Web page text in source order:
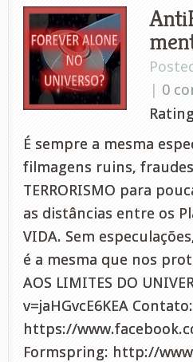
| 0
É sempre a mesma
filmagens ruins,
TERRORISMO para
as distâncias entre os
VIDA. Sem
é a mesma que nos
AOS LIMITES DO
v=jaHGvcE6KEA
https://
Formspring: http://